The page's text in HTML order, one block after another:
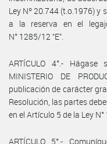
Ley Nº 20.744 (t.o.1976)
a la reserva en el
N° 1285/12 “E”.
ARTÍCULO 4°.-
MINISTERIO DE
publicación de carácter
Resolución, las partes
en el Artículo 5 de la Ley
ARTÍCULO 5°.-